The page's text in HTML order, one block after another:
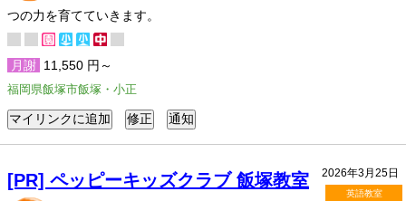
つの力を育てていきます。
月謝 11,550 円～
福岡県飯塚市飯塚・小正
2026年3月25日
英語教室
[PR] ペッピーキッズクラブ 飯塚教室